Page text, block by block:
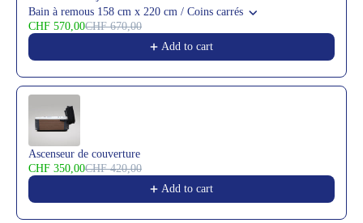
Bain à remous 158 cm x 220 cm / Coins carrés
CHF 570,00CHF 670,00
Add to cart
Ascenseur de couverture
CHF 350,00CHF 420,00
Add to cart